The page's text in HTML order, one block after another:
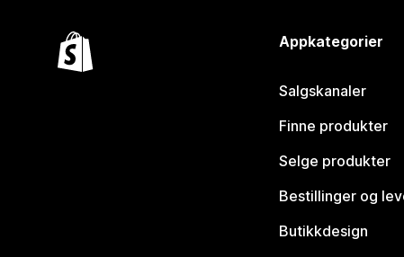
Appkategorier
Salgskanaler
Finne produkter
Selge produkter
Bestillinger og
Butikkdesign